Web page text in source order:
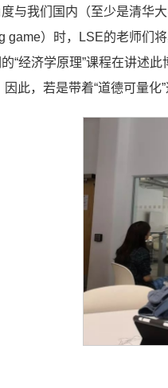
与我们国内（至少是清华
game）时，LSE的老师
经济学原理”课程在讲述此
此，若是带着“道德可量